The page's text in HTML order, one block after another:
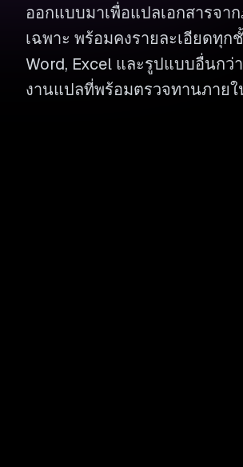
ออกแบบมาเพื่อแปลเอกสารจา
เฉพาะ พร้อมคงรายละเอียดทุก
Word, Excel และรูปแบบอื่นก
งานแปลที่พร้อมตรวจทานภาย